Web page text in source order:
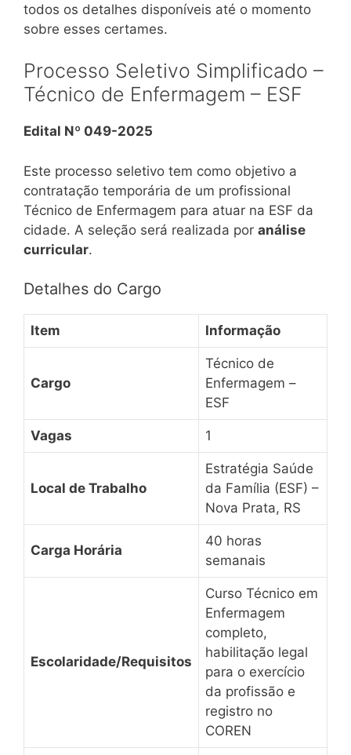
todos os detalhes disponíveis até o momento
sobre esses certames.
Processo Seletivo Simplificado –
Técnico de Enfermagem – ESF
Edital Nº 049-2025
Este processo seletivo tem como objetivo a
contratação temporária de um profissional
Técnico de Enfermagem para atuar na ESF da
cidade. A seleção será realizada por análise
curricular.
Detalhes do Cargo
Item Informação
Cargo
Técnico de
Enfermagem –
ESF
Vagas 1
Local de Trabalho
Estratégia Saúde
da Família (ESF) –
Nova Prata, RS
Carga Horária
40 horas
semanais
Escolaridade/Requisitos
Curso Técnico em
Enfermagem
completo,
habilitação legal
para o exercício
da profissão e
registro no
COREN